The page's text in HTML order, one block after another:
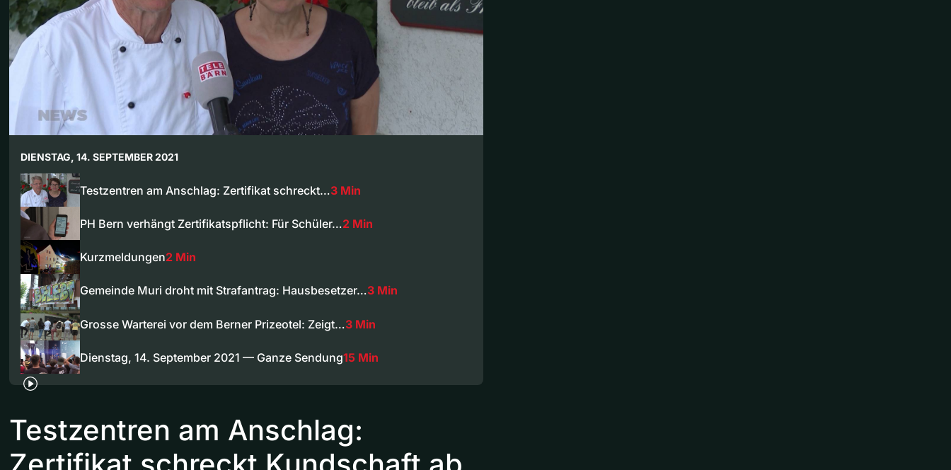
DIENSTAG, 14. SEPTEMBER 2021
Testzentren am Anschlag: Zertifikat schreckt…3 Min
PH Bern verhängt Zertifikatspflicht: Für Schüler…2 Min
Kurzmeldungen2 Min
Gemeinde Muri droht mit Strafantrag: Hausbesetzer…3 Min
Grosse Warterei vor dem Berner Prizeotel: Zeigt…3 Min
Dienstag, 14. September 2021 — Ganze Sendung15 Min
Testzentren am Anschlag: